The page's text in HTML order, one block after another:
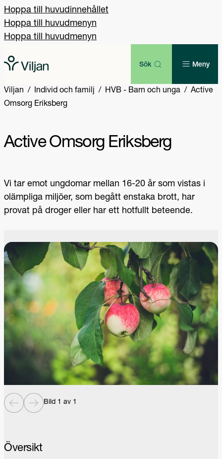
Hoppa till huvudinnehållet
Hoppa till huvudmenyn
Hoppa till huvudmenyn
Sök Meny
Viljan Individ och familj HVB - Barn och unga
Active
Omsorg Eriksberg
Active Omsorg Eriksberg
Vi tar emot ungdomar mellan 16-20 år som vistas i
olämpliga miljöer, som begått enstaka brott, har
provat på droger eller har ett hotfullt beteende.
Bild 1 av 1
Översikt